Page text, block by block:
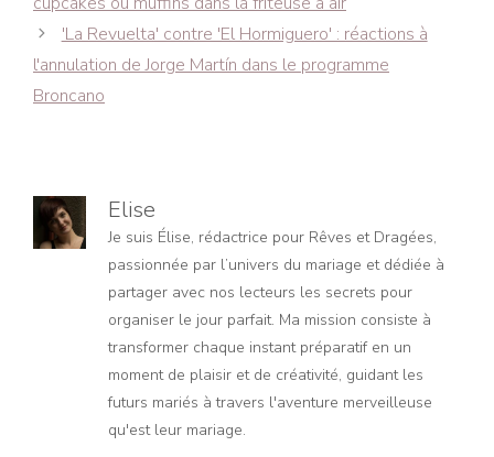
articles'La Revuelta' contre 'El Hormiguero' : réactions à
l'annulation de Jorge Martín dans le programme
Broncano
Elise
Je suis Élise, rédactrice pour Rêves et Dragées,
passionnée par l’univers du mariage et dédiée à
partager avec nos lecteurs les secrets pour
organiser le jour parfait. Ma mission consiste à
transformer chaque instant préparatif en un
moment de plaisir et de créativité, guidant les
futurs mariés à travers l'aventure merveilleuse
qu'est leur mariage.